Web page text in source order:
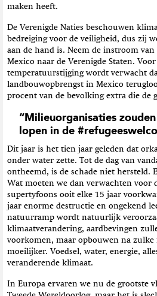
maken heeft.
De Verenigde Naties beschouwen
bedreiging voor de veiligheid, dus zij
aan de hand is. Neem de instroom
Mexico naar de Verenigde Staten.
temperatuurstijging wordt verwacht
landbouwopbrengst in Mexico
procent van de bevolking extra die de
“Milieuorganisaties
lopen in de
Dit jaar is het tien jaar geleden dat
onder water zette. Tot de dag van
ontheemd, is de schade niet hersteld.
Wat moeten we dan verwachten voor
supertyfoons ooit elke 15 jaar
jaar enorme destructie en ongekend
natuurramp wordt natuurlijk
klimaatverandering, aardbevingen
voorkomen, maar opbouwen na zulke
moeilijker. Voedsel, water, energie,
veranderende klimaat.
In Europa ervaren we nu de grootste